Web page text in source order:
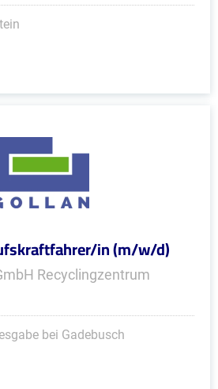
in (m/w/d)
Recyclingzentrum
bei Gadebusch